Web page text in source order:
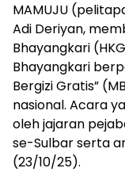
MAMUJU
Adi Deriyan,
Bhayangkari
Bhayangkari
Bergizi Gratis”
nasional. Acara
oleh jajaran
se-Sulbar serta
(23/10/25).